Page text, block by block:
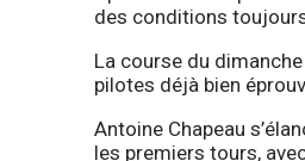
des conditions
La course du
pilotes déjà bien
Antoine Chapeau
les premiers tours,